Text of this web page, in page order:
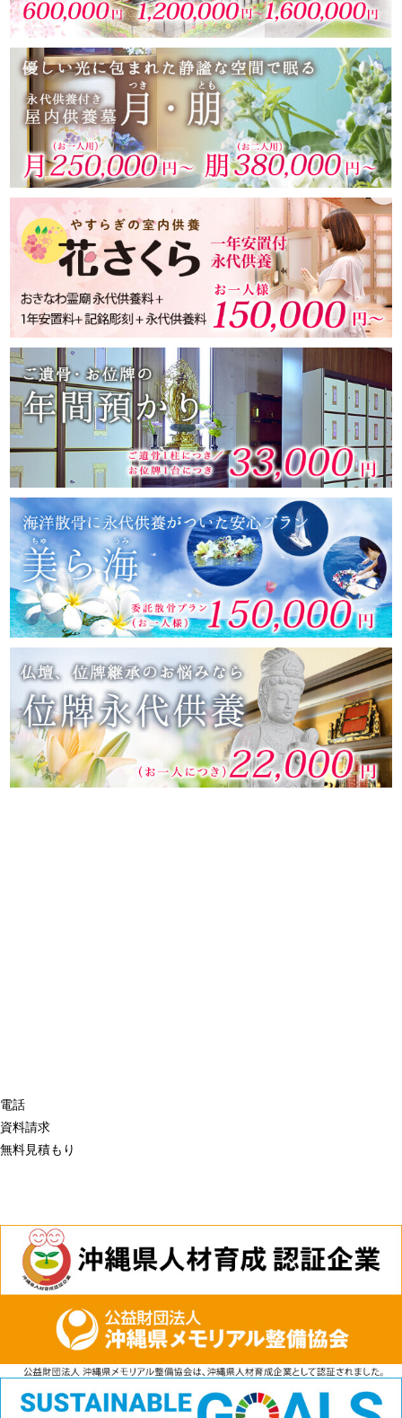
電話
資料請求
無料見積もり